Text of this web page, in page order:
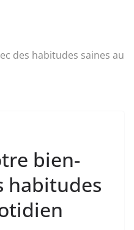
des habitudes saines au
bien-
habitudes